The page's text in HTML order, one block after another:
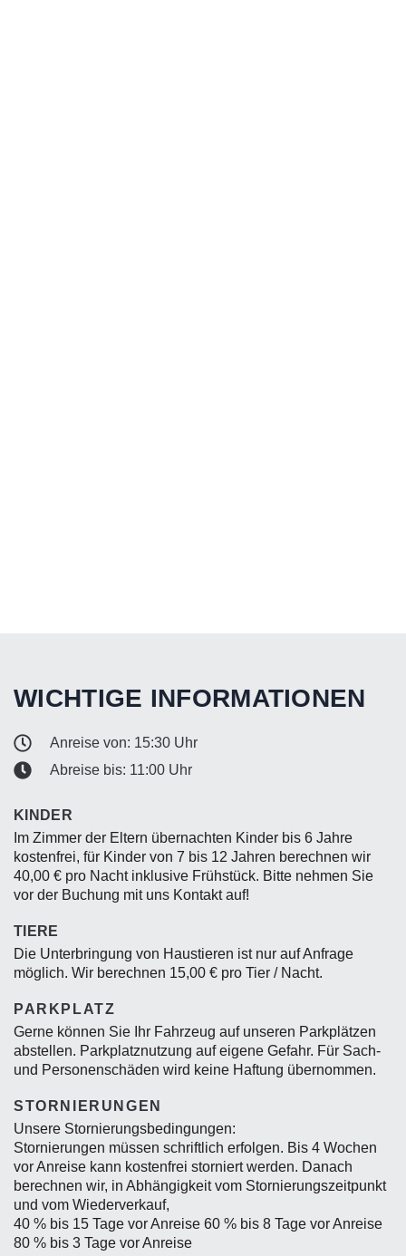
WICHTIGE INFORMATIONEN
Anreise von: 15:30 Uhr
Abreise bis: 11:00 Uhr
KINDER
Im Zimmer der Eltern übernachten Kinder bis 6 Jahre
kostenfrei, für Kinder von 7 bis 12 Jahren berechnen wir
40,00 € pro Nacht inklusive Frühstück. Bitte nehmen Sie
vor der Buchung mit uns Kontakt auf!
TIERE
Die Unterbringung von Haustieren ist nur auf Anfrage
möglich. Wir berechnen 15,00 € pro Tier / Nacht.
PARKPLATZ
Gerne können Sie Ihr Fahrzeug auf unseren Parkplätzen
abstellen. Parkplatznutzung auf eigene Gefahr. Für Sach-
und Personenschäden wird keine Haftung übernommen.
STORNIERUNGEN
Unsere Stornierungsbedingungen:
Stornierungen müssen schriftlich erfolgen. Bis 4 Wochen
vor Anreise kann kostenfrei storniert werden. Danach
berechnen wir, in Abhängigkeit vom Stornierungszeitpunkt
und vom Wiederverkauf,
40 % bis 15 Tage vor Anreise 60 % bis 8 Tage vor Anreise
80 % bis 3 Tage vor Anreise